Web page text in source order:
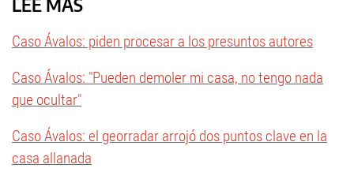
Caso Ávalos: piden procesar a los presuntos autores
Caso Ávalos: "Pueden demoler mi casa, no tengo nada
que ocultar"
Caso Ávalos: el georradar arrojó dos puntos clave en la
casa allanada